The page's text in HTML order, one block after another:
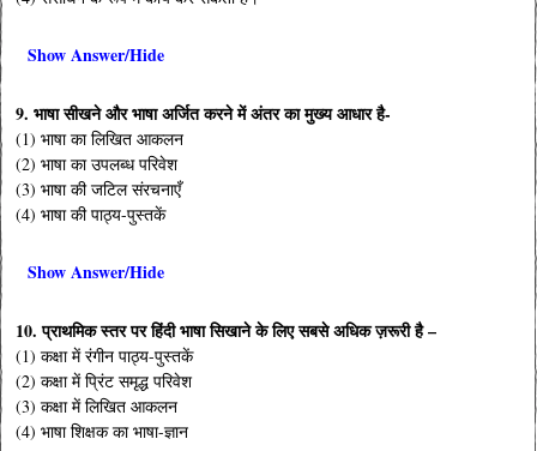
Show Answer/Hide
9. भाषा सीखने और भाषा अर्जित करने में अंतर का मुख्य आधार है-
(1) भाषा का लिखित आकलन
(2) भाषा का उपलब्ध परिवेश
(3) भाषा की जटिल संरचनाएँ
(4) भाषा की पाठ्य-पुस्तकें
Show Answer/Hide
10. प्राथमिक स्तर पर हिंदी भाषा सिखाने के लिए सबसे अधिक ज़रूरी है –
(1) कक्षा में रंगीन पाठ्य-पुस्तकें
(2) कक्षा में प्रिंट समृद्ध परिवेश
(3) कक्षा में लिखित आकलन
(4) भाषा शिक्षक का भाषा-ज्ञान